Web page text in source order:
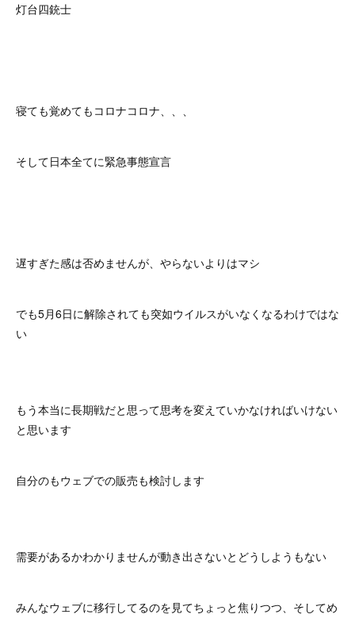
灯台四銃士
寝ても覚めてもコロナコロナ、、、
そして日本全てに緊急事態宣言
遅すぎた感は否めませんが、やらないよりはマシ
でも5月6日に解除されても突如ウイルスがいなくなるわけではな
い
もう本当に長期戦だと思って思考を変えていかなければいけない
と思います
自分のもウェブでの販売も検討します
需要があるかわかりませんが動き出さないとどうしようもない
みんなウェブに移行してるのを見てちょっと焦りつつ、そしてめ